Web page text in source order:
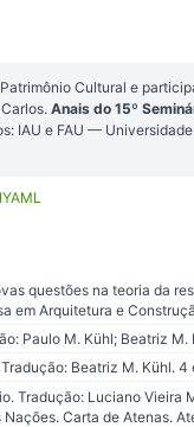
Cultural e
Anais do 15º
IAU e FAU —
YAML
questões na teoria da
em Arquitetura e
Paulo M. Kühl; Beatriz
Beatriz M. Kühl.
Tradução: Luciano
Carta de Atenas.